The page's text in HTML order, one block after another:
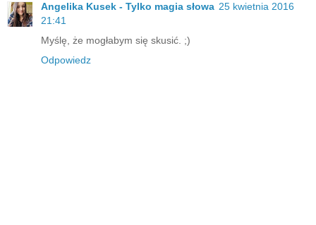
Angelika Kusek - Tylko magia słowa 25 kwietnia 2016
21:41
Myślę, że mogłabym się skusić. ;)
Odpowiedz